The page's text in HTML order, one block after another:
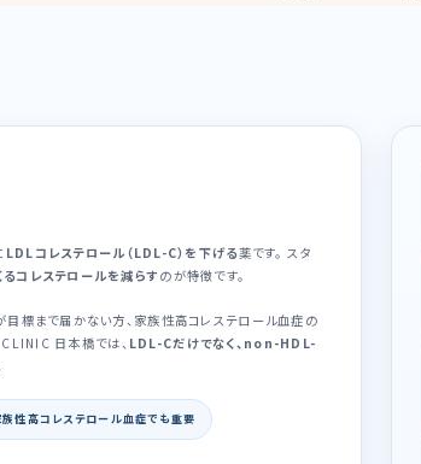
LDLコレステロール（LDL-C）を下げる薬です。 スタ
るコレステロールを減らす のが特徴です。
目標まで届かない方、家族性高コレステロール血症の
日本橋では、 LDL-Cだけでなく、non-HDL-
族性高コレステロール血症でも重要